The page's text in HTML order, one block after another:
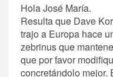
Hola José María.
Resulta que Dave
trajo a Europa hace
zebrinus que
que por favor
concretándolo mejor.